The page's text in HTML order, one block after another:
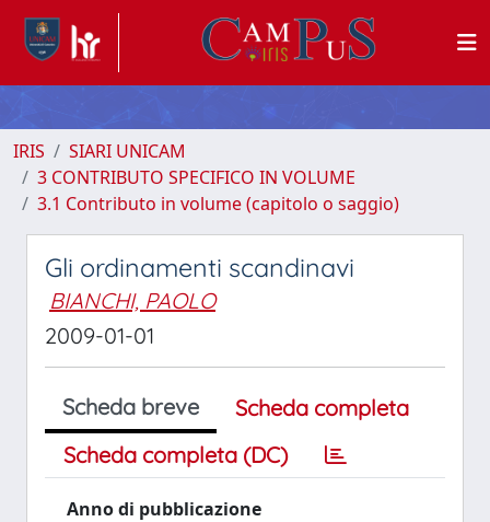
IRIS
SIARI UNICAM
3 CONTRIBUTO SPECIFICO IN VOLUME
3.1 Contributo in volume (capitolo o saggio)
Gli ordinamenti scandinavi
BIANCHI, PAOLO
2009-01-01
Scheda breve
Scheda completa
Scheda completa (DC)
Anno di pubblicazione